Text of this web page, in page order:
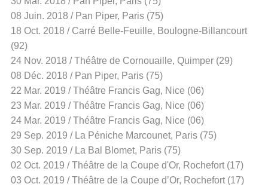
08 Juin. 2018 / Pan Piper, Paris (75)
18 Oct. 2018 / Carré Belle-Feuille, Boulogne-Billancourt
(92)
24 Nov. 2018 / Théâtre de Cornouaille, Quimper (29)
08 Déc. 2018 / Pan Piper, Paris (75)
22 Mar. 2019 / Théâtre Francis Gag, Nice (06)
23 Mar. 2019 / Théâtre Francis Gag, Nice (06)
24 Mar. 2019 / Théâtre Francis Gag, Nice (06)
29 Sep. 2019 / La Péniche Marcounet, Paris (75)
30 Sep. 2019 / La Bal Blomet, Paris (75)
02 Oct. 2019 / Théâtre de la Coupe d'Or, Rochefort (17)
03 Oct. 2019 / Théâtre de la Coupe d’Or, Rochefort (17)